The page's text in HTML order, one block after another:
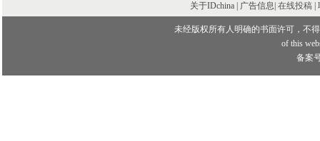
关于IDchina | 广告信息| 在线投稿
未经版权所有人明确的书面许可，不
of this
备案